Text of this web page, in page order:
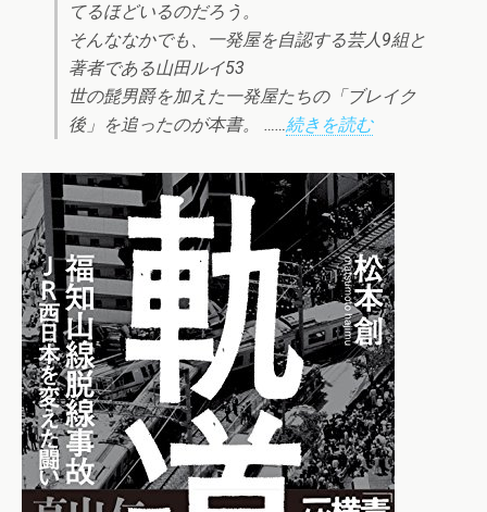
てるほどいるのだろう。
そんななかでも、一発屋を自認する芸人9組と
著者である山田ルイ53
世の髭男爵を加えた一発屋たちの「ブレイク
後」を追ったのが本書。 ……続きを読む